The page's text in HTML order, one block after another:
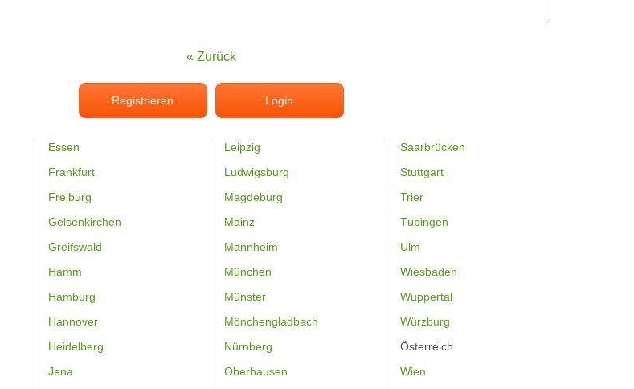
« Zurück
Registrieren Login
Essen
Frankfurt
Freiburg
Gelsenkirchen
Greifswald
Hamm
Hamburg
Hannover
Heidelberg
Jena
Leipzig
Ludwigsburg
Magdeburg
Mainz
Mannheim
München
Münster
Mönchengladbach
Nürnberg
Oberhausen
Saarbrücken
Stuttgart
Trier
Tübingen
Ulm
Wiesbaden
Wuppertal
Würzburg
Österreich
Wien